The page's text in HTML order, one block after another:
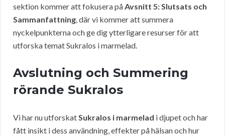
sektion kommer att fokusera påAvsnitt 5: Slutsats och
Sammanfattning, där vi kommer att summera
nyckelpunkterna och ge dig ytterligare resurser för att
utforska temat Sukralos i marmelad.
Avslutning och Summering
rörande Sukralos
Vi har nu utforskatSukralos i marmelad i djupet och har
fått insikt i dess användning, effekter på hälsan och hur